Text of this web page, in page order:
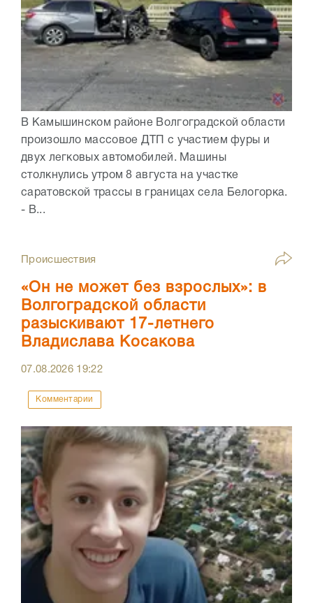
В Камышинском районе Волгоградской области
произошло массовое ДТП с участием фуры и
двух легковых автомобилей. Машины
столкнулись утром 8 августа на участке
саратовской трассы в границах села Белогорка.
- В...
Происшествия
«Он не может без взрослых»: в
Волгоградской области
разыскивают 17-летнего
Владислава Косакова
07.08.2026 19:22
Комментарии